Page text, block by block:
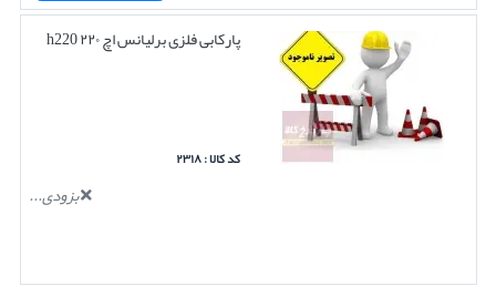
پارکابی فلزی برلیانس اچ ۲۲۰ h220
کد کالا : ۲۳۱۸
بزودی...